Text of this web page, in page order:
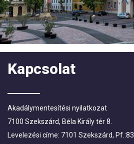
Kapcsolat
Akadálymentesítési nyilatkozat
7100 Szekszárd, Béla Király tér 8.
Levelezési címe: 7101 Szekszárd, Pf.:83.